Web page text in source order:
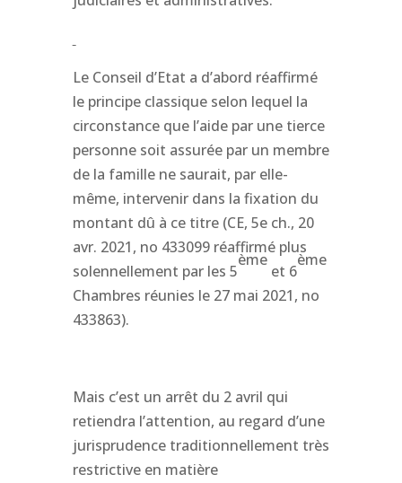
Le Conseil d’Etat a d’abord réaffirmé
le principe classique selon lequel la
circonstance que l’aide par une tierce
personne soit assurée par un membre
de la famille ne saurait, par elle-
même, intervenir dans la fixation du
montant dû à ce titre (CE, 5e ch., 20
avr. 2021, no 433099 réaffirmé plus
solennellement par les 5
ème
et 6
ème
Chambres réunies le 27 mai 2021, no
433863).
Mais c’est un arrêt du 2 avril qui
retiendra l’attention, au regard d’une
jurisprudence traditionnellement très
restrictive en matière